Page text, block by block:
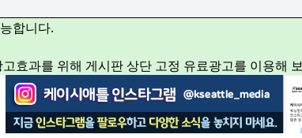
합니다.
효과를 위해 게시판 상단 고정 유료광고를 이용해